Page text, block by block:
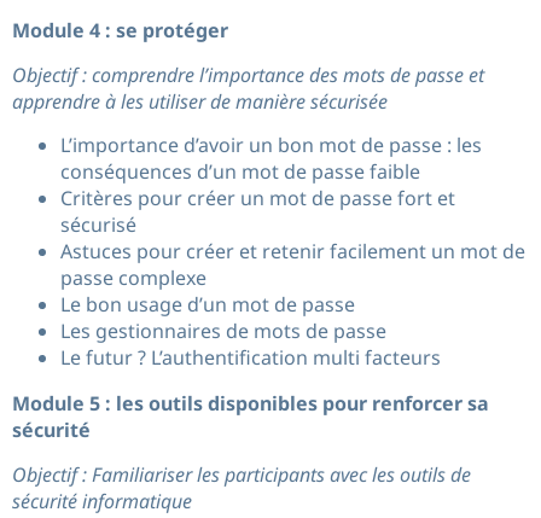
Module 4 : se protéger
Objectif : comprendre l’importance des mots de passe et
apprendre à les utiliser de manière sécurisée
L’importance d’avoir un bon mot de passe : les
conséquences d’un mot de passe faible
Critères pour créer un mot de passe fort et
sécurisé
Astuces pour créer et retenir facilement un mot de
passe complexe
Le bon usage d’un mot de passe
Les gestionnaires de mots de passe
Le futur ? L’authentification multi facteurs
Module 5 : les outils disponibles pour renforcer sa
sécurité
Objectif : Familiariser les participants avec les outils de
sécurité informatique